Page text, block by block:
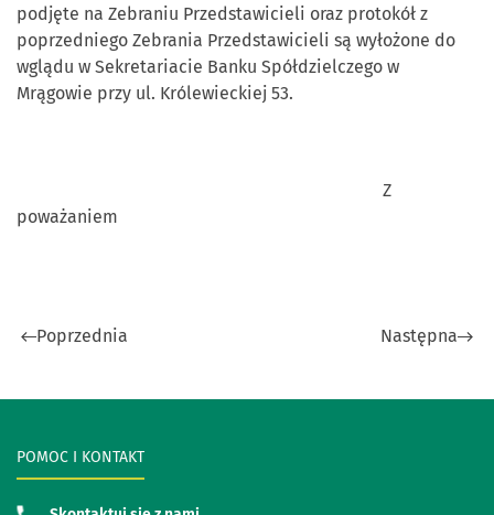
podjęte na Zebraniu Przedstawicieli oraz protokół z
poprzedniego Zebrania Przedstawicieli są wyłożone do
wglądu w Sekretariacie Banku Spółdzielczego w
Mrągowie przy ul. Królewieckiej 53.
Z
poważaniem
Poprzednia Następna
POMOC I KONTAKT